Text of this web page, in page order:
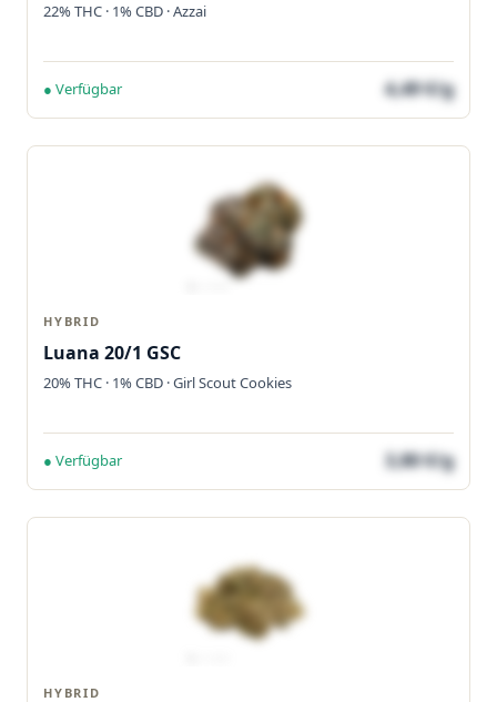
22% THC · 1% CBD · Azzai
● Verfügbar 4,49 €/g
HYBRID
Luana 20/1 GSC
20% THC · 1% CBD · Girl Scout Cookies
● Verfügbar 3,80 €/g
HYBRID